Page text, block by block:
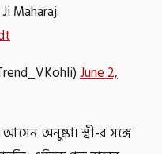
Maharaj.
June 2,
অনুষ্কা। স্ত্রী-র সঙ্গে